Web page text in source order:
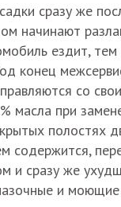
сразу же
начинают
ездит,
конец
со
масла при
полостях
содержится,
и сразу же
и моющие